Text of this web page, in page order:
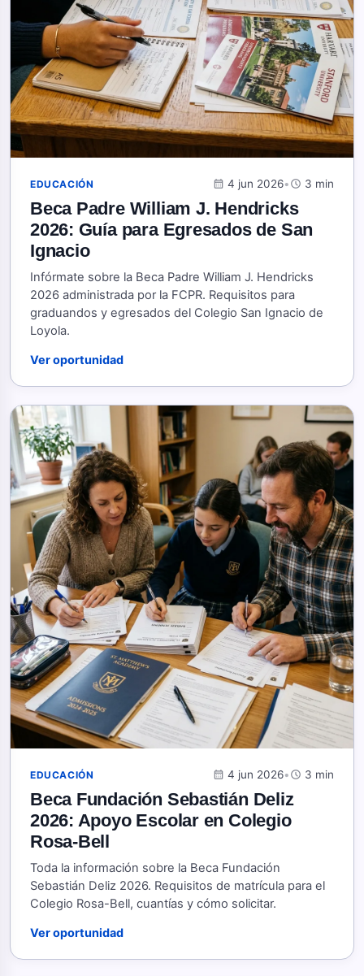
EDUCACIÓN calendar_month 4 jun 2026•schedule 3 min
Beca Padre William J. Hendricks
2026: Guía para Egresados de San
Ignacio
Infórmate sobre la Beca Padre William J. Hendricks
2026 administrada por la FCPR. Requisitos para
graduandos y egresados del Colegio San Ignacio de
Loyola.
Ver oportunidad
EDUCACIÓN calendar_month 4 jun 2026•schedule 3 min
Beca Fundación Sebastián Deliz
2026: Apoyo Escolar en Colegio
Rosa-Bell
Toda la información sobre la Beca Fundación
Sebastián Deliz 2026. Requisitos de matrícula para el
Colegio Rosa-Bell, cuantías y cómo solicitar.
Ver oportunidad